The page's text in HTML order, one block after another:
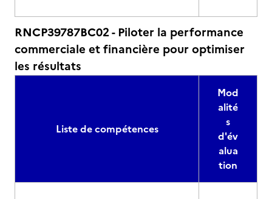
RNCP39787BC02 - Piloter la performance
commerciale et financière pour optimiser
les résultats
Liste de compétences
Mod
alité
s
d'év
alua
tion